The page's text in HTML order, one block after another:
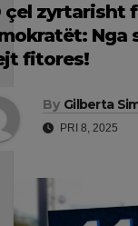
çel zyrtarisht
Nga
fitores!
By Gilberta
PRI 8, 2025